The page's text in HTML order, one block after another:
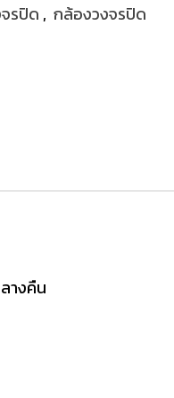
รปิด , กล้องวงจรปิด
างคืน